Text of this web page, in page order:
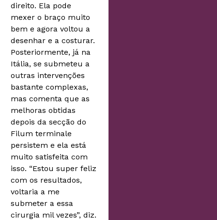
direito. Ela pode
mexer o braço muito
bem e agora voltou a
desenhar e a costurar.
Posteriormente, já na
Itália, se submeteu a
outras intervenções
bastante complexas,
mas comenta que as
melhoras obtidas
depois da secção do
Filum terminale
persistem e ela está
muito satisfeita com
isso. “Estou super feliz
com os resultados,
voltaria a me
submeter a essa
cirurgia mil vezes”, diz.